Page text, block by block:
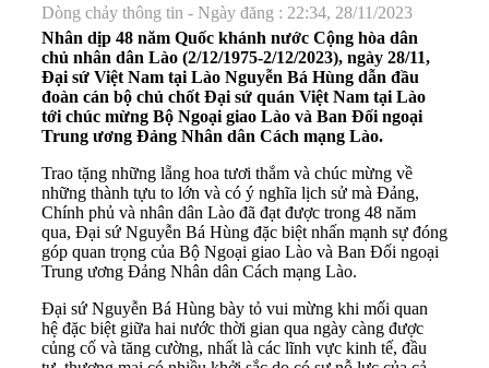
Dòng chảy thông tin - Ngày đăng : 22:34, 28/11/2023
Nhân dịp 48 năm Quốc khánh nước Cộng hòa dân
chủ nhân dân Lào (2/12/1975-2/12/2023), ngày 28/11,
Đại sứ Việt Nam tại Lào Nguyễn Bá Hùng dẫn đầu
đoàn cán bộ chủ chốt Đại sứ quán Việt Nam tại Lào
tới chúc mừng Bộ Ngoại giao Lào và Ban Đối ngoại
Trung ương Đảng Nhân dân Cách mạng Lào.
Trao tặng những lẵng hoa tươi thắm và chúc mừng về
những thành tựu to lớn và có ý nghĩa lịch sử mà Đảng,
Chính phủ và nhân dân Lào đã đạt được trong 48 năm
qua, Đại sứ Nguyễn Bá Hùng đặc biệt nhấn mạnh sự đóng
góp quan trọng của Bộ Ngoại giao Lào và Ban Đối ngoại
Trung ương Đảng Nhân dân Cách mạng Lào.
Đại sứ Nguyễn Bá Hùng bày tỏ vui mừng khi mối quan
hệ đặc biệt giữa hai nước thời gian qua ngày càng được
củng cố và tăng cường, nhất là các lĩnh vực kinh tế, đầu